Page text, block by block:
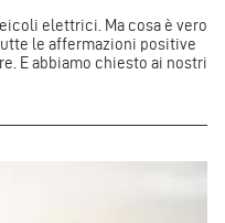
elettrici. Ma cosa è vero
le affermazioni positive
E abbiamo chiesto ai nostri